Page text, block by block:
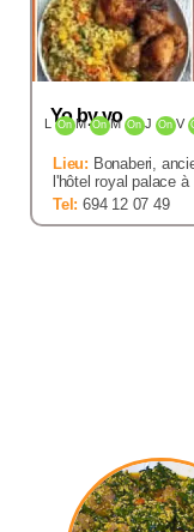
Yo by yo
L On M On M On J On V
Lieu: Bonaberi,
l'hôtel royal palace à
Tel: 694 12 07 49